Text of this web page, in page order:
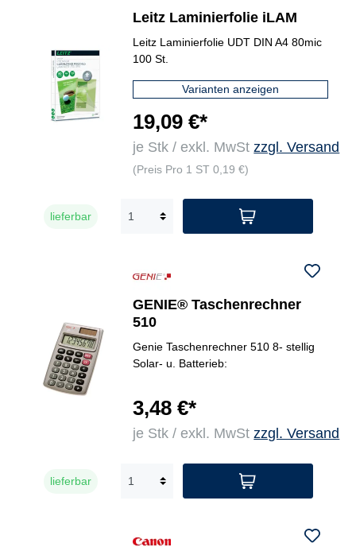
Leitz Laminierfolie iLAM
Leitz Laminierfolie UDT DIN A4 80mic
100 St.
Varianten anzeigen
19,09 €*
je Stk / exkl. MwStzzgl. Versand
(Preis Pro 1 ST 0,19 €)
lieferbar
GENIE® Taschenrechner
510
Genie Taschenrechner 510 8- stellig
Solar- u. Batterieb:
3,48 €*
je Stk / exkl. MwStzzgl. Versand
lieferbar